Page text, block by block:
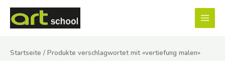
Zum
Inhalt
Startseite / Produkte verschlagwortet mit «vertiefung malen»